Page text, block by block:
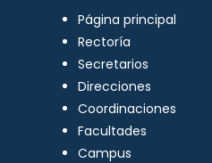
Página principal
Rectoría
Secretarios
Direcciones
Coordinaciones
Facultades
Campus